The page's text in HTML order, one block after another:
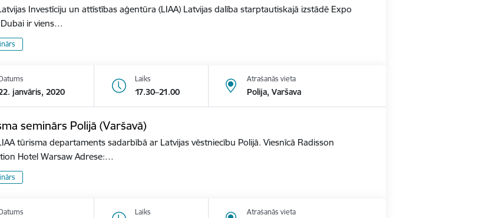
Investīciju un attīstības aģentūra (LIAA) Latvijas dalība starptautiskajā izstādē Expo
ir viens…
janvāris, 2020
Laiks
17.30–21.00
Atrašanās vieta
Polija, Varšava
seminārs Polijā (Varšavā)
tūrisma departaments sadarbībā ar Latvijas vēstniecību Polijā. Viesnīcā Radisson
Hotel Warsaw Adrese:…
Laiks Atrašanās vieta